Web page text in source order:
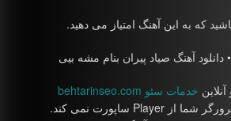
که به این آهنگ امتیاز می دهید.
دانلود آهنگ صیاد پیران بنام مشه بیی
خدمات سئو behtarinseo.com
مرورگر شما از Player ساپورت نمی کند.